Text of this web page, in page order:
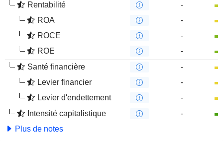
Rentabilité
-
ROA
-
ROCE
-
ROE
-
Santé financière
-
Levier financier
-
Levier d'endettement
-
Intensité capitalistique
-
Plus de notes